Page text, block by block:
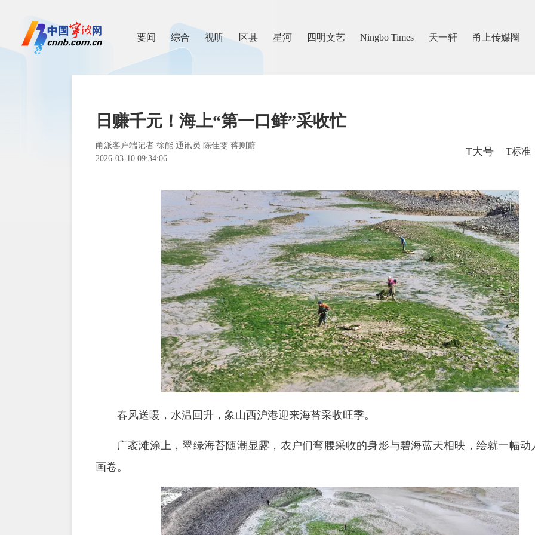
要闻 综合 视听 区县 星河 四明文艺 Ningbo Times 天一轩 甬上传媒圈
日赚千元！海上“第一口鲜”采收忙
甬派客户端记者 徐能 通讯员 陈佳雯 蒋则蔚
2026-03-10 09:34:06
T大号 T标准
春风送暖，水温回升，象山西沪港迎来海苔采收旺季。
广袤滩涂上，翠绿海苔随潮显露，农户们弯腰采收的身影与碧海蓝天相映，绘就一幅动
画卷。